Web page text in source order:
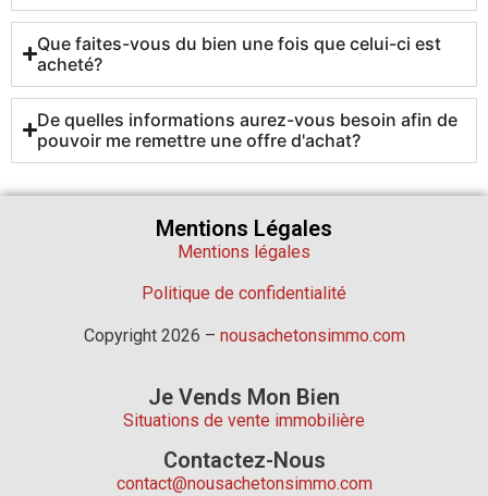
Que faites-vous du bien une fois que celui-ci est
acheté?
De quelles informations aurez-vous besoin afin de
pouvoir me remettre une offre d'achat?
Mentions Légales
Mentions légales
Politique de confidentialité
Copyright 2026 – nousachetonsimmo.com
Je Vends Mon Bien
Situations de vente immobilière
Contactez-Nous
contact@nousachetonsimmo.com